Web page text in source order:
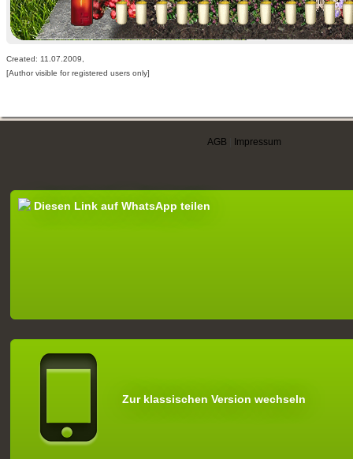
Created: 11.07.2009,
[Author visible for registered users only]
AGB Impressum
Diesen Link auf WhatsApp teilen
Zur klassischen Version wechseln